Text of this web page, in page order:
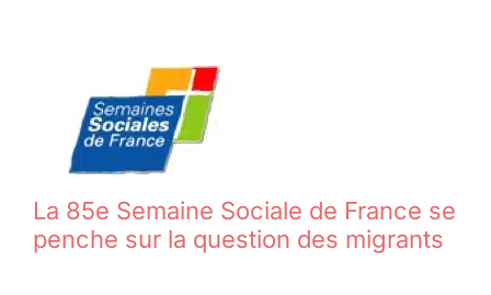
Nous soutenir
La revue Responsables
La 85e Semaine Sociale de France se
penche sur la question des migrants